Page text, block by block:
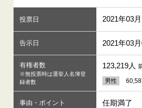
投票日 2021年03
告示日 2021年03
有権者数
※無投票時は選挙人名簿登
録者数
123,219人
男性
事由・ポイント 任期満了